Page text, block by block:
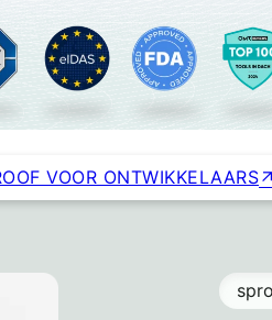
VOOR ONTWIKKELAARS